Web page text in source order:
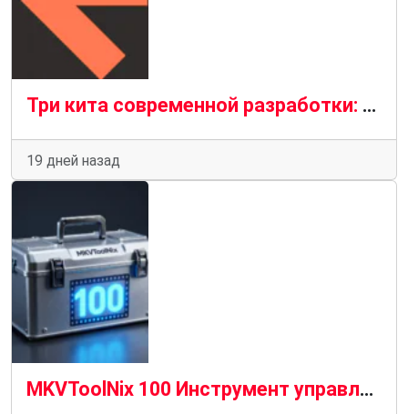
Три кита современной разработки: Python, JavaScript и SQL в экосистеме IT-проектов
19 дней назад
MKVToolNix 100 Инструмент управления MKV содержит новые функции и усовершенствования